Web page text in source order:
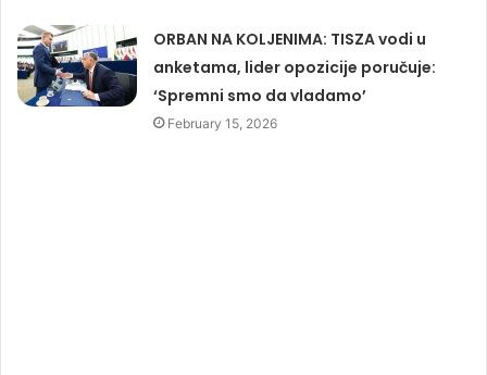
ORBAN NA KOLJENIMA: TISZA vodi u
anketama, lider opozicije poručuje:
‘Spremni smo da vladamo’
February 15, 2026